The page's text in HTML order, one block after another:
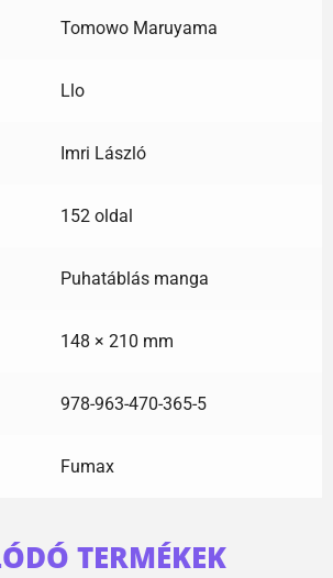
Tomowo Maruyama
Llo
Imri László
152 oldal
Puhatáblás manga
148 × 210 mm
978-963-470-365-5
Fumax
TERMÉKEK